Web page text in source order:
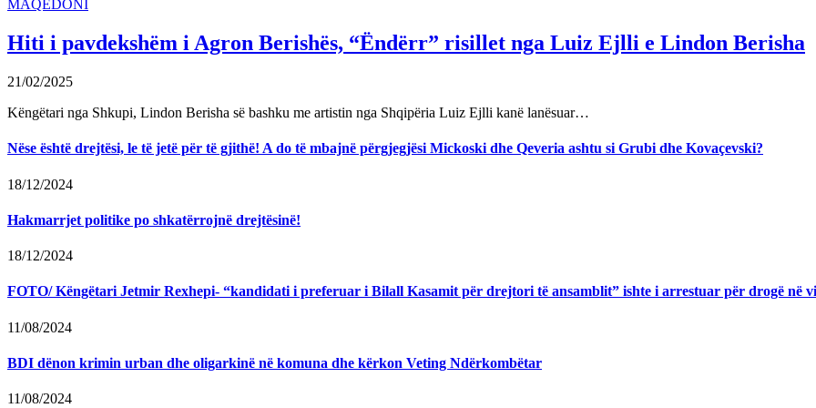
MAQEDONI
Hiti i pavdekshëm i Agron Berishës, “Ëndërr” risillet nga Luiz Ejlli e Lindon Berisha
21/02/2025
Këngëtari nga Shkupi, Lindon Berisha së bashku me artistin nga Shqipëria Luiz Ejlli kanë lanësuar…
Nëse është drejtësi, le të jetë për të gjithë! A do të mbajnë përgjegjësi Mickoski dhe Qeveria ashtu si Grubi dhe Kovaçevski?
18/12/2024
Hakmarrjet politike po shkatërrojnë drejtësinë!
18/12/2024
FOTO/ Këngëtari Jetmir Rexhepi- “kandidati i preferuar i Bilall Kasamit për drejtori të ansamblit” ishte i arrestuar për drogë në
11/08/2024
BDI dënon krimin urban dhe oligarkinë në komuna dhe kërkon Veting Ndërkombëtar
11/08/2024